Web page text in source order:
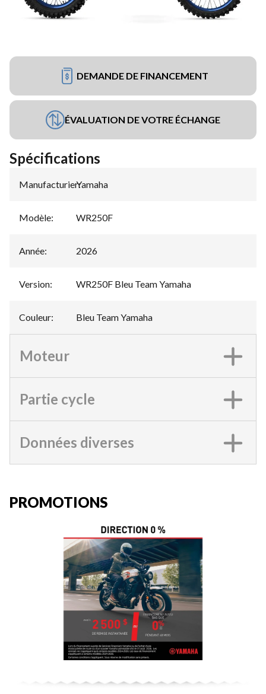
DEMANDE DE FINANCEMENT
ÉVALUATION DE VOTRE ÉCHANGE
Spécifications
Manufacturier:
Yamaha
Modèle: WR250F
Année: 2026
Version: WR250F Bleu Team Yamaha
Couleur: Bleu Team Yamaha
Moteur
Partie cycle
Données diverses
PROMOTIONS